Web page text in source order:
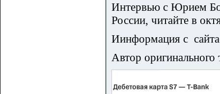
Интервью с Юрием
России, читайте в
Иинформация с
Автор